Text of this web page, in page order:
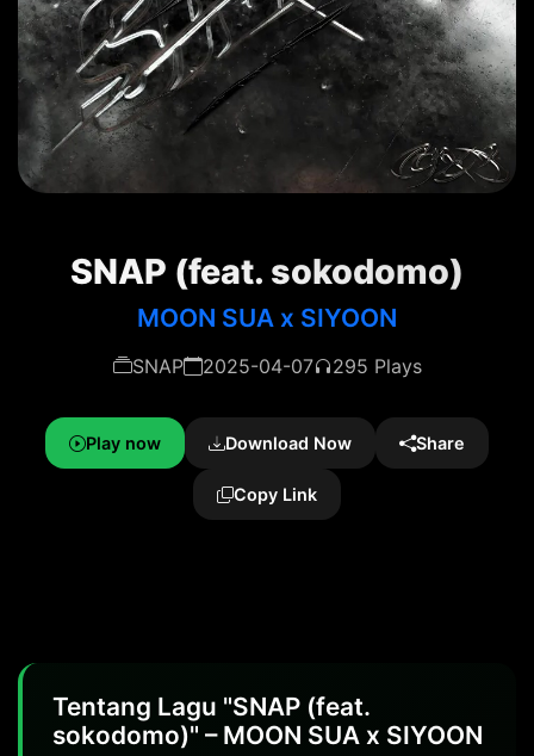
SNAP (feat. sokodomo)
MOON SUA x SIYOON
SNAP 2025-04-07 295 Plays
Play now Download Now Share
Copy Link
Tentang Lagu "SNAP (feat.
sokodomo)" – MOON SUA x SIYOON